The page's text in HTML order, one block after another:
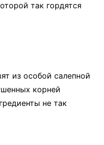
так гордятся
из особой салепной
корней
не так